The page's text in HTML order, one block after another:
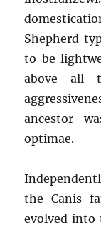
Shepherd
to be
above all
ancestor
optimae.
the Canis
evolved into